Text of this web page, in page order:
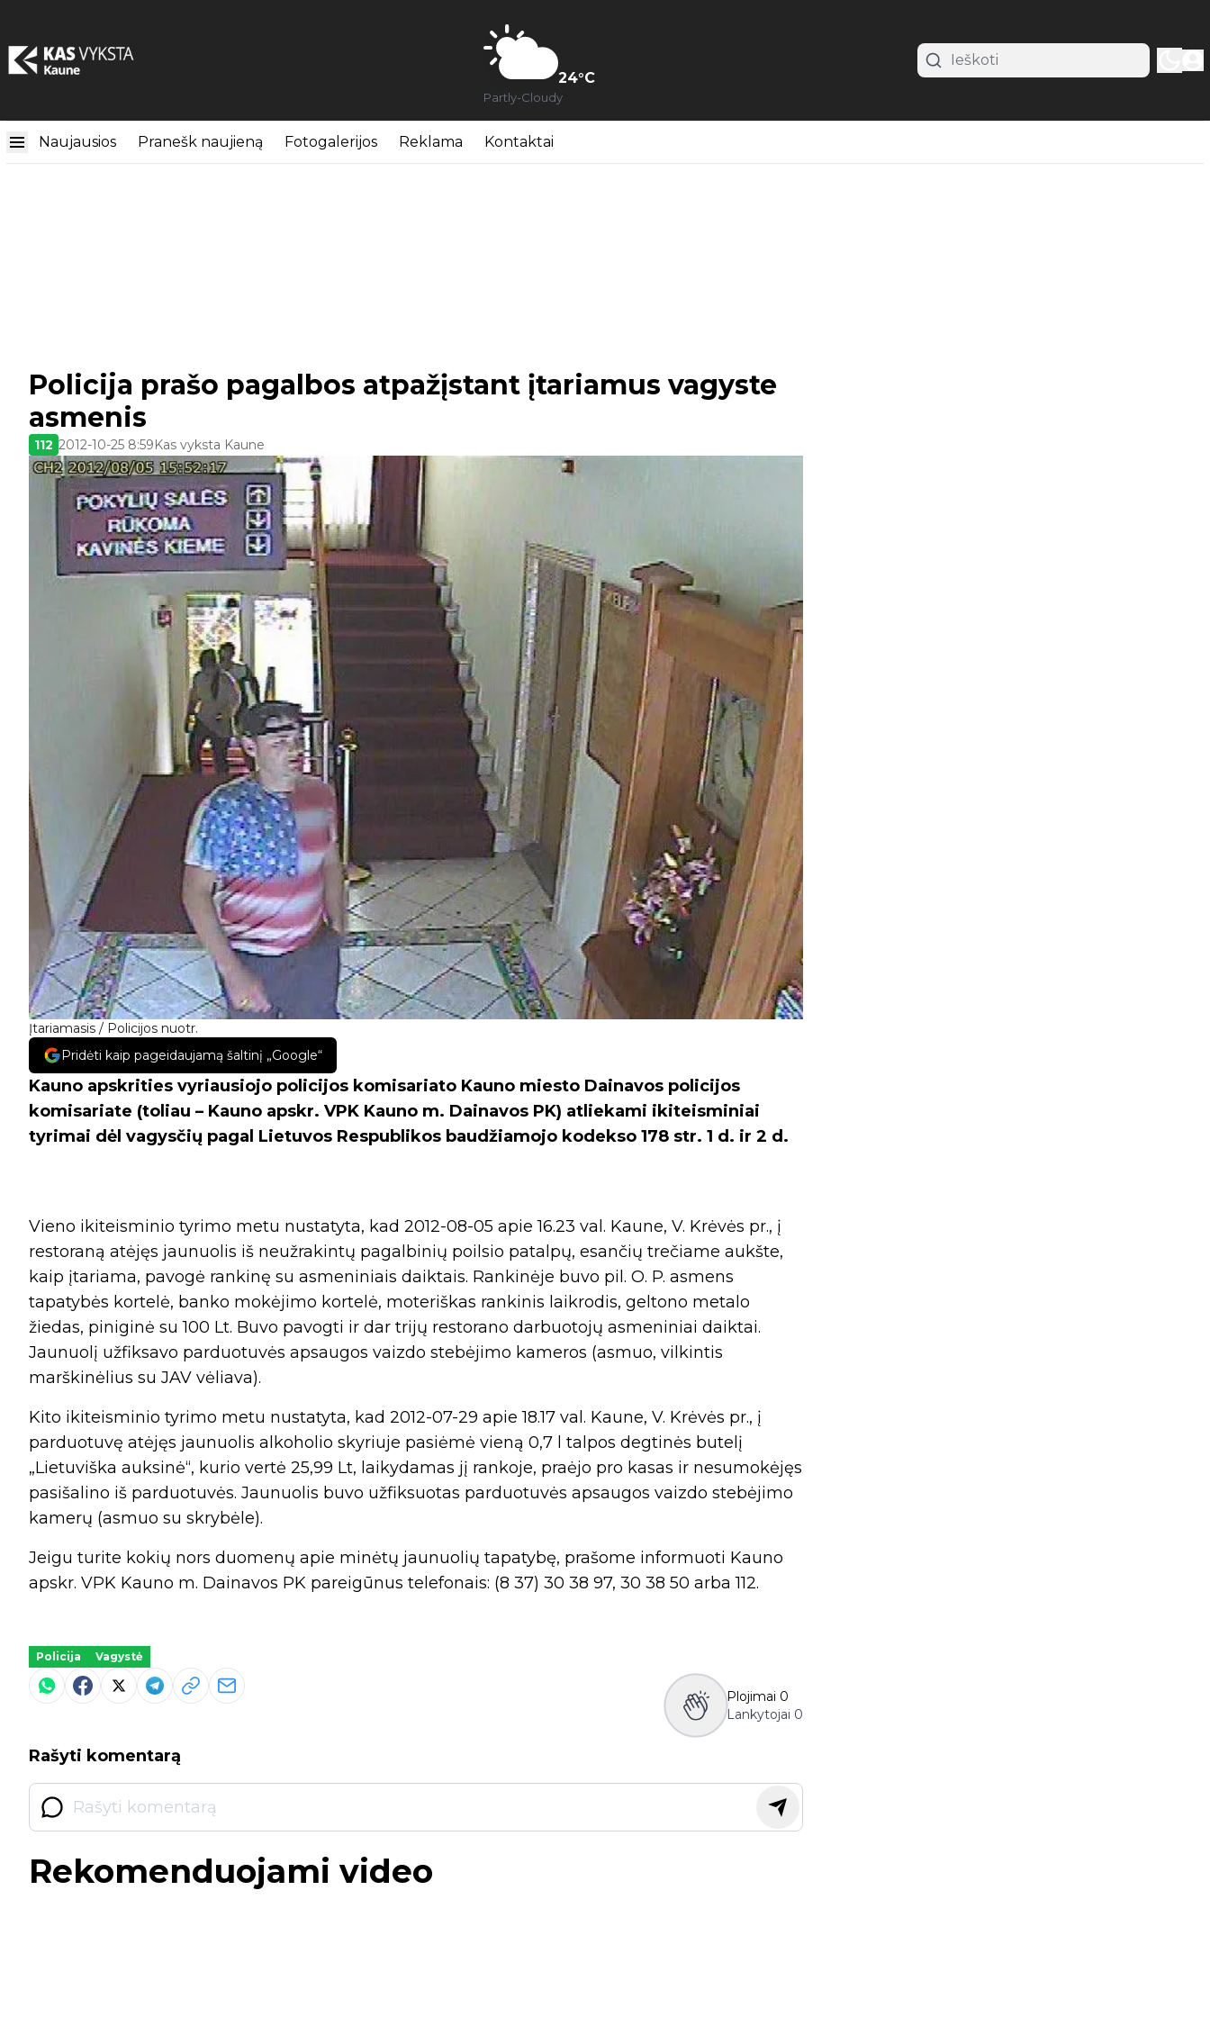
24°C
Partly-Cloudy
Naujausios Pranešk naujieną Fotogalerijos Reklama Kontaktai
Įtariamasis / Policijos nuotr.
Policija prašo pagalbos atpažįstant įtariamus vagyste
asmenis
112 2012-10-25 8:59Kas vyksta Kaune
Pridėti kaip pageidaujamą šaltinį „Google“
Kauno apskrities vyriausiojo policijos komisariato Kauno miesto Dainavos policijos
komisariate (toliau – Kauno apskr. VPK Kauno m. Dainavos PK) atliekami ikiteisminiai
tyrimai dėl vagysčių pagal Lietuvos Respublikos baudžiamojo kodekso 178 str. 1 d. ir 2 d.
Vieno ikiteisminio tyrimo metu nustatyta, kad 2012-08-05 apie 16.23 val. Kaune, V. Krėvės pr., į
restoraną atėjęs jaunuolis iš neužrakintų pagalbinių poilsio patalpų, esančių trečiame aukšte,
kaip įtariama, pavogė rankinę su asmeniniais daiktais. Rankinėje buvo pil. O. P. asmens
tapatybės kortelė, banko mokėjimo kortelė, moteriškas rankinis laikrodis, geltono metalo
žiedas, piniginė su 100 Lt. Buvo pavogti ir dar trijų restorano darbuotojų asmeniniai daiktai.
Jaunuolį užfiksavo parduotuvės apsaugos vaizdo stebėjimo kameros (asmuo, vilkintis
marškinėlius su JAV vėliava).
Kito ikiteisminio tyrimo metu nustatyta, kad 2012-07-29 apie 18.17 val. Kaune, V. Krėvės pr., į
parduotuvę atėjęs jaunuolis alkoholio skyriuje pasiėmė vieną 0,7 l talpos degtinės butelį
„Lietuviška auksinė“, kurio vertė 25,99 Lt, laikydamas jį rankoje, praėjo pro kasas ir nesumokėjęs
pasišalino iš parduotuvės. Jaunuolis buvo užfiksuotas parduotuvės apsaugos vaizdo stebėjimo
kamerų (asmuo su skrybėle).
Jeigu turite kokių nors duomenų apie minėtų jaunuolių tapatybę, prašome informuoti Kauno
apskr. VPK Kauno m. Dainavos PK pareigūnus telefonais: (8 37) 30 38 97, 30 38 50 arba 112.
Policija Vagystė
Plojimai 0
Lankytojai 0
Rašyti komentarą
Rekomenduojami video